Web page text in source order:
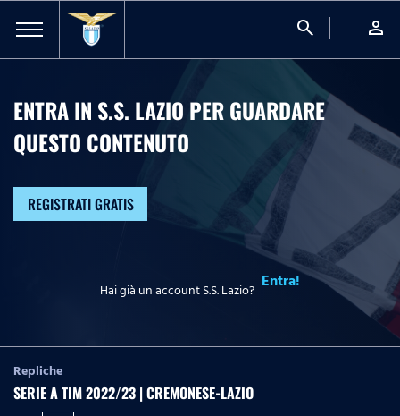
search person
ENTRA IN S.S. LAZIO PER GUARDARE
QUESTO CONTENUTO
REGISTRATI GRATIS
Hai già un account S.S. Lazio? Entra!
Repliche
SERIE A TIM 2022/23 | CREMONESE-LAZIO